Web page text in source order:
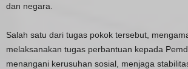
dan negara.
Salah satu dari tugas pokok tersebut,
melaksanakan tugas perbantuan kepada
menangani kerusuhan sosial, menjaga